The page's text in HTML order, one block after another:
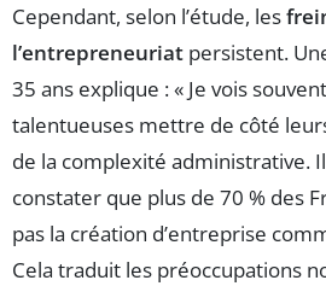
Cependant, selon l’étude, les
l’entrepreneuriat persistent.
35 ans explique : « Je vois
talentueuses mettre de côté
de la complexité administrative.
constater que plus de 70 % des
pas la création d’entreprise
Cela traduit les préoccupations